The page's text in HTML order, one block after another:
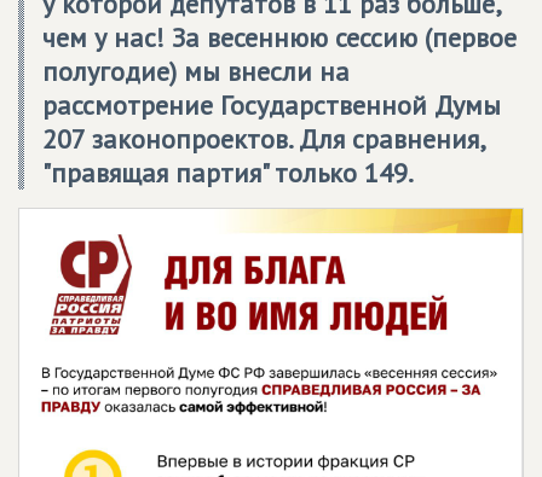
чем у нас! За весеннюю сессию (первое
полугодие) мы внесли на
рассмотрение Государственной Думы
207 законопроектов. Для сравнения,
"правящая партия" только 149.